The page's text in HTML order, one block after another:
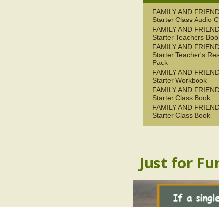
FAMILY AND
Starter Class Audio
FAMILY AND
Starter Teachers
FAMILY AND
Starter Teacher's
Pack
FAMILY AND
Starter Workbook
FAMILY AND
Starter Class Book
FAMILY AND
Starter Class Book
Just for